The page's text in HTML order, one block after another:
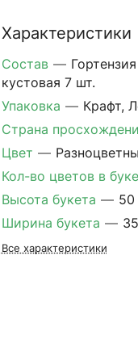
Характеристики
Состав —
кустовая 7 шт.
Упаковка — Крафт,
Страна
Цвет —
Кол-во цветов в
Высота букета — 50
Ширина букета —
Все характеристики